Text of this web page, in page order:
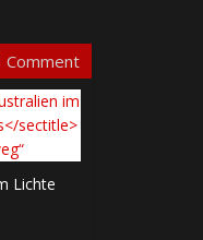
Comment
Lichte